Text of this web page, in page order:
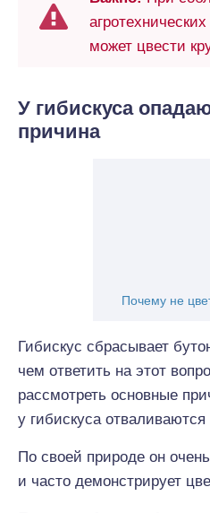
может цвести
У гибискуса
причина
Почему не
Гибискус сбрасывает
чем ответить на этот
рассмотреть основные
у гибискуса
По своей природе он
и часто демонстрирует